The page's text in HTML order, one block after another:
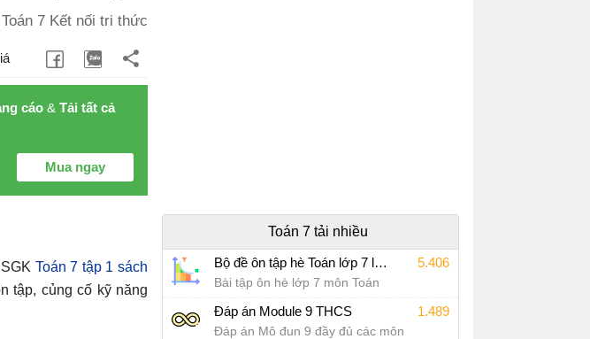
7 Kết nối tri thức
cáo & Tải tất cả
Mua ngay
SGK Toán 7 tập 1 sách
tập, củng cố kỹ năng
Toán 7 tải nhiều
Bộ đề ôn tập hè Toán lớp 7 lên lớp 8 năm 2026 5.406
Bài tập ôn hè lớp 7 môn Toán
Đáp án Module 9 THCS 1.489
Đáp án Mô đun 9 đầy đủ các môn